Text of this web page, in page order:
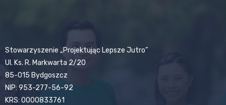
Stowarzyszenie „Projektując Lepsze Jutro”
Ul. Ks. R. Markwarta 2/20
85-015 Bydgoszcz
NIP: 953-277-56-92
KRS: 0000833761